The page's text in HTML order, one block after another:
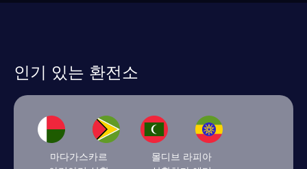
인기 있는 환전소
마다가스카르
몰디브 라피아